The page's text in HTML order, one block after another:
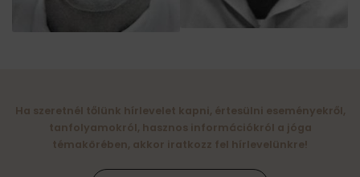
Ha szeretnél tőlünk hírlevelet kapni, értesülni eseményekről,
tanfolyamokról, hasznos információkról a jóga
témakörében, akkor iratkozz fel hírlevelünkre!